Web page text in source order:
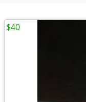
$40